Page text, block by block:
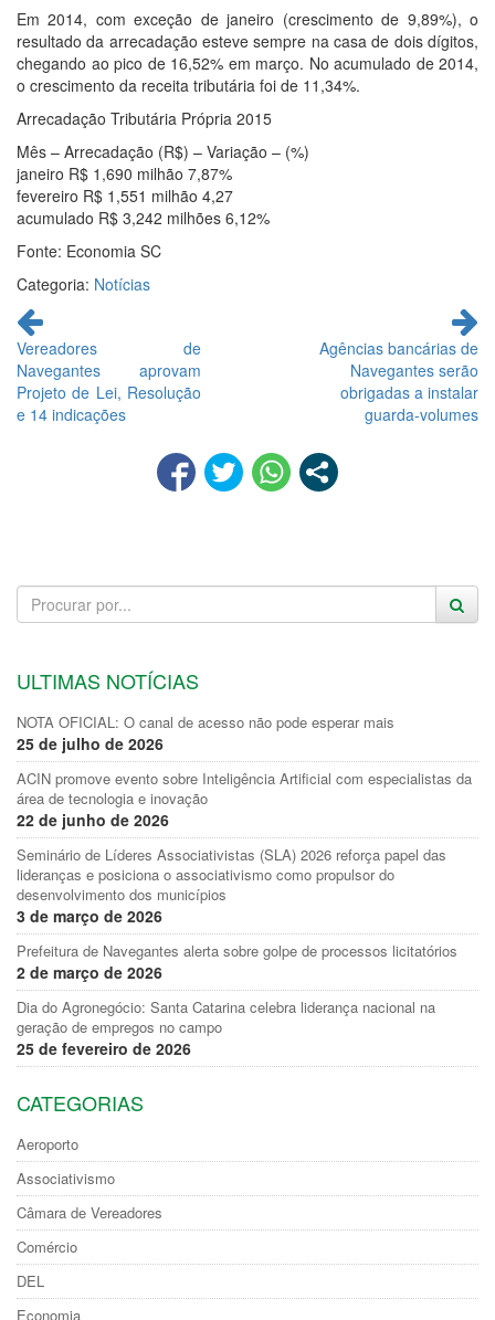
Em 2014, com exceção de janeiro (crescimento de 9,89%), o
resultado da arrecadação esteve sempre na casa de dois dígitos,
chegando ao pico de 16,52% em março. No acumulado de 2014,
o crescimento da receita tributária foi de 11,34%.
Arrecadação Tributária Própria 2015
Mês – Arrecadação (R$) – Variação – (%)
janeiro R$ 1,690 milhão 7,87%
fevereiro R$ 1,551 milhão 4,27
acumulado R$ 3,242 milhões 6,12%
Fonte: Economia SC
Categoria: Notícias
Continue
lendo
Vereadores de
Navegantes aprovam
Projeto de Lei, Resolução
e 14 indicações
Agências bancárias de
Navegantes serão
obrigadas a instalar
guarda-volumes
ULTIMAS NOTÍCIAS
NOTA OFICIAL: O canal de acesso não pode esperar mais
25 de julho de 2026
ACIN promove evento sobre Inteligência Artificial com especialistas da
área de tecnologia e inovação
22 de junho de 2026
Seminário de Líderes Associativistas (SLA) 2026 reforça papel das
lideranças e posiciona o associativismo como propulsor do
desenvolvimento dos municípios
3 de março de 2026
Prefeitura de Navegantes alerta sobre golpe de processos licitatórios
2 de março de 2026
Dia do Agronegócio: Santa Catarina celebra liderança nacional na
geração de empregos no campo
25 de fevereiro de 2026
CATEGORIAS
Aeroporto
Associativismo
Câmara de Vereadores
Comércio
DEL
Economia